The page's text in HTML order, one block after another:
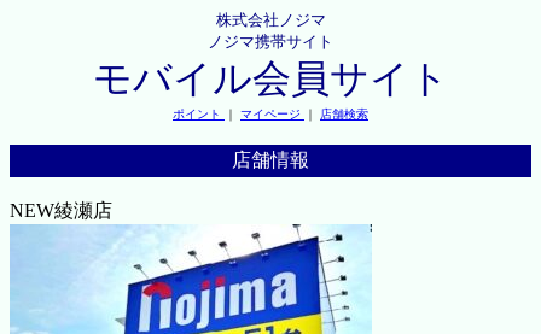
株式会社ノジマ
ノジマ携帯サイト
モバイル会員サイト
ポイント ｜ マイページ ｜ 店舗検索
店舗情報
NEW綾瀬店